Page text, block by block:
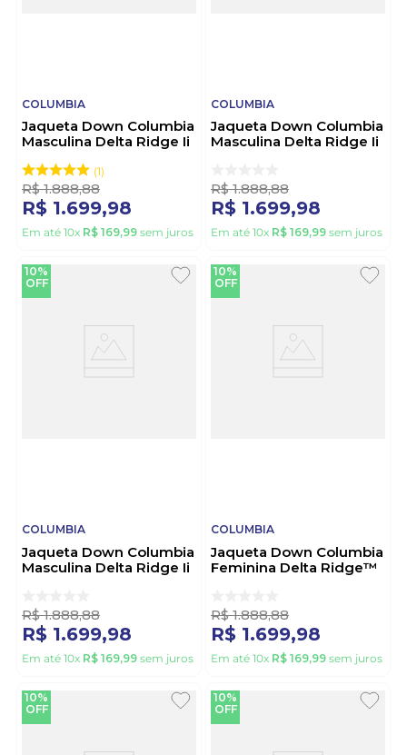
COLUMBIA
Jaqueta Down Columbia
Masculina Delta Ridge Ii
1
R$ 1.888,88
R$ 1.699,98
Em até 10x R$ 169,99 sem juros
COLUMBIA
Jaqueta Down Columbia
Masculina Delta Ridge Ii
R$ 1.888,88
R$ 1.699,98
Em até 10x R$ 169,99 sem juros
10%
OFF
COLUMBIA
Jaqueta Down Columbia
Masculina Delta Ridge Ii
R$ 1.888,88
R$ 1.699,98
Em até 10x R$ 169,99 sem juros
10%
OFF
COLUMBIA
Jaqueta Down Columbia
Feminina Delta Ridge™
R$ 1.888,88
R$ 1.699,98
Em até 10x R$ 169,99 sem juros
10%
OFF
10%
OFF